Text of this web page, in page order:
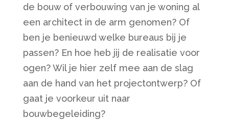
de bouw of verbouwing van je woning al
een architect in de arm genomen? Of
ben je benieuwd welke bureaus bij je
passen? En hoe heb jij de realisatie voor
ogen? Wil je hier zelf mee aan de slag
aan de hand van het projectontwerp? Of
gaat je voorkeur uit naar
bouwbegeleiding?